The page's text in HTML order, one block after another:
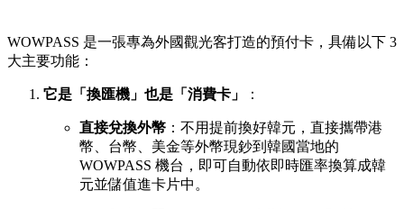
WOWPASS 是一張專為外國觀光客打造的預付卡，具備以下 3
大主要功能：
它是「換匯機」也是「消費卡」 ：
直接兌換外幣 ：不用提前換好韓元，直接攜帶港
幣、台幣、美金等外幣現鈔到韓國當地的
WOWPASS 機台，即可自動依即時匯率換算成韓
元並儲值進卡片中。